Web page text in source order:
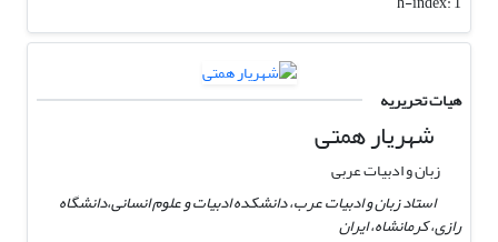
هیات تحریریه
شهریار همتی
زبان و ادبیات عربی
استاد زبان و ادبیات عرب، دانشکده ادبیات و علوم انسانی،دانشگاه
رازی، کرمانشاه، ایران